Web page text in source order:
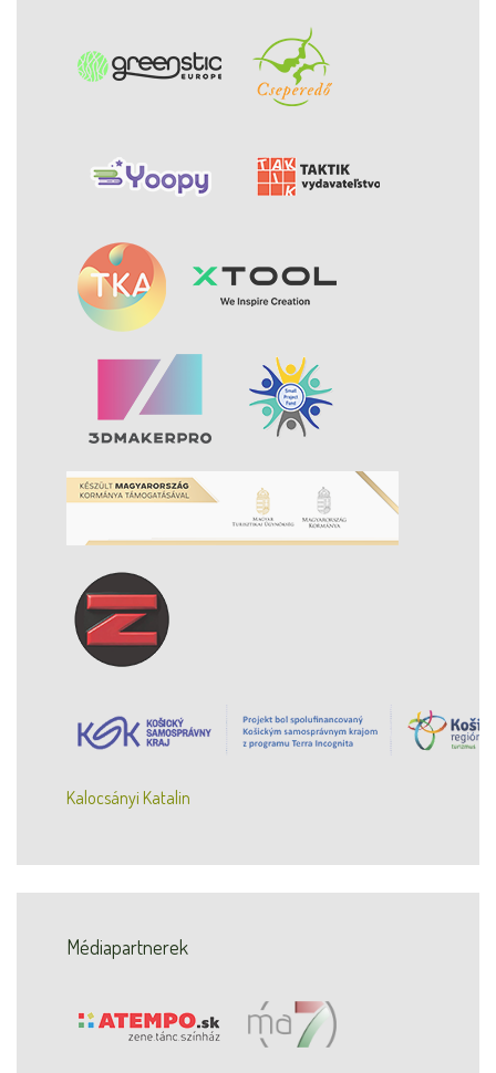
Kalocsányi Katalin
Médiapartnerek